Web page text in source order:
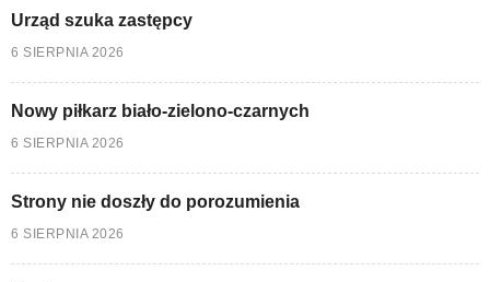
Urząd szuka zastępcy
6 SIERPNIA 2026
Nowy piłkarz biało-zielono-czarnych
6 SIERPNIA 2026
Strony nie doszły do porozumienia
6 SIERPNIA 2026